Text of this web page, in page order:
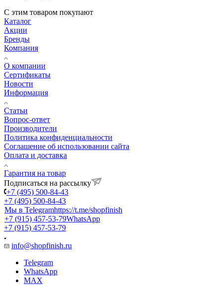
С этим товаром покупают
Каталог
Акции
Бренды
Компания
О компании
Сертификаты
Новости
Информация
Статьи
Вопрос-ответ
Производители
Политика конфиденциальности
Соглашение об использовании сайта
Оплата и доставка
Гарантия на товар
Подписаться на рассылку
+7 (495) 500-84-43
+7 (495) 500-84-43
Мы в Telegramhttps://t.me/shopfinish
+7 (915) 457-53-79WhatsApp
+7 (915) 457-53-79
info@shopfinish.ru
Telegram
WhatsApp
MAX